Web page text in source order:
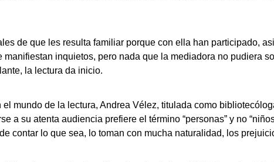
de que les resulta familiar porque con ella han participado,
manifiestan inquietos, pero nada que la mediadora no pudiera
la lectura da inicio.
mundo de la lectura, Andrea Vélez, titulada como
a su atenta audiencia prefiere el término “personas” y no
contar lo que sea, lo toman con mucha naturalidad, los